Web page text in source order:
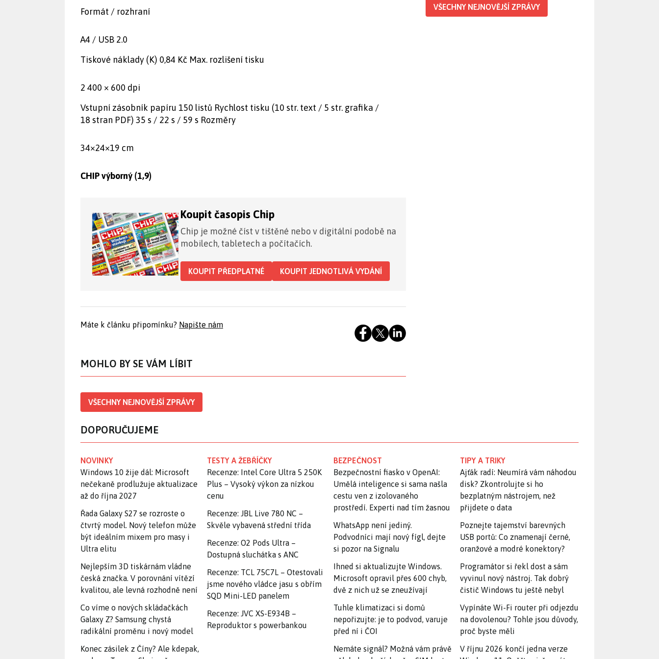
Formát / rozhraní
A4 / USB 2.0
Tiskové náklady (K) 0,84 Kč Max. rozlišení tisku
2 400 × 600 dpi
Vstupní zásobník papíru 150 listů Rychlost tisku (10 str. text / 5 str. grafika /
18 stran PDF) 35 s / 22 s / 59 s Rozměry
34×24×19 cm
CHIP výborný (1,9)
Koupit časopis Chip
Chip je možné číst v tištěné nebo v digitální podobě na
mobilech, tabletech a počítačích.
KOUPIT PŘEDPLATNÉ KOUPIT JEDNOTLIVÁ VYDÁNÍ
Máte k článku připomínku? Napište nám
MOHLO BY SE VÁM LÍBIT
VŠECHNY NEJNOVĚJŠÍ ZPRÁVY
VŠECHNY NEJNOVĚJŠÍ ZPRÁVY
DOPORUČUJEME
NOVINKY
Windows 10 žije dál: Microsoft
nečekaně prodlužuje aktualizace
až do října 2027
Řada Galaxy S27 se rozroste o
čtvrtý model. Nový telefon může
být ideálním mixem pro masy i
Ultra elitu
Nejlepším 3D tiskárnám vládne
česká značka. V porovnání vítězí
kvalitou, ale levná rozhodně není
Co víme o nových skládačkách
Galaxy Z? Samsung chystá
radikální proměnu i nový model
Konec zásilek z Číny? Ale kdepak,
TESTY A ŽEBŘÍČKY
Recenze: Intel Core Ultra 5 250K
Plus – Vysoký výkon za nízkou
cenu
Recenze: JBL Live 780 NC –
Skvěle vybavená střední třída
Recenze: O2 Pods Ultra –
Dostupná sluchátka s ANC
Recenze: TCL 75C7L – Otestovali
jsme nového vládce jasu s obřím
SQD Mini-LED panelem
Recenze: JVC XS-E934B –
Reproduktor s powerbankou
BEZPEČNOST
Bezpečnostní fiasko v OpenAI:
Umělá inteligence si sama našla
cestu ven z izolovaného
prostředí. Experti nad tím žasnou
WhatsApp není jediný.
Podvodníci mají nový fígl, dejte
si pozor na Signalu
Ihned si aktualizujte Windows.
Microsoft opravil přes 600 chyb,
dvě z nich už se zneužívají
Tuhle klimatizaci si domů
nepořizujte: je to podvod, varuje
před ní i ČOI
Nemáte signál? Možná vám právě
TIPY A TRIKY
Ajťák radí: Neumírá vám náhodou
disk? Zkontrolujte si ho
bezplatným nástrojem, než
přijdete o data
Poznejte tajemství barevných
USB portů: Co znamenají černé,
oranžové a modré konektory?
Programátor si řekl dost a sám
vyvinul nový nástroj. Tak dobrý
čistič Windows tu ještě nebyl
Vypínáte Wi-Fi router při odjezdu
na dovolenou? Tohle jsou důvody,
proč byste měli
V říjnu 2026 končí jedna verze